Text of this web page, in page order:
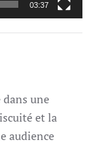
03:37
une
et la
audience